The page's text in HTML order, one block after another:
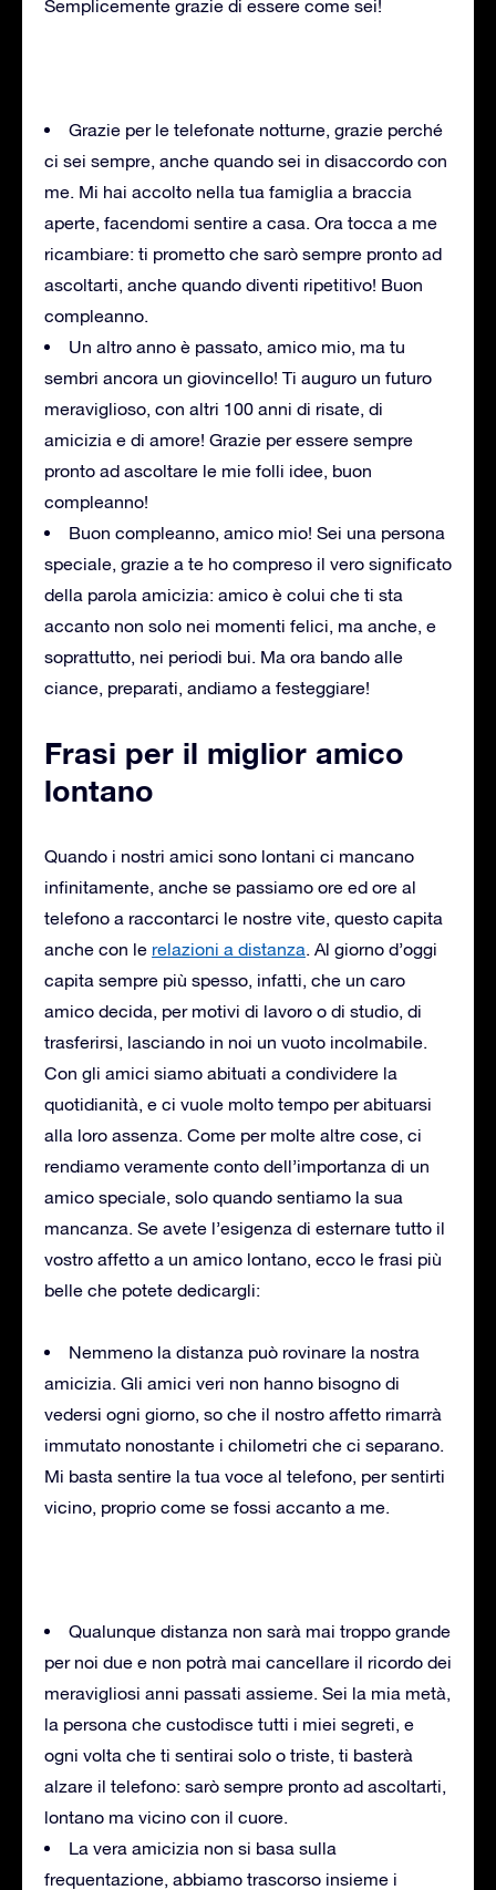
Semplicemente grazie di essere come sei!
Grazie per le telefonate notturne, grazie perché
ci sei sempre, anche quando sei in disaccordo con
me. Mi hai accolto nella tua famiglia a braccia
aperte, facendomi sentire a casa. Ora tocca a me
ricambiare: ti prometto che sarò sempre pronto ad
ascoltarti, anche quando diventi ripetitivo! Buon
compleanno.
Un altro anno è passato, amico mio, ma tu
sembri ancora un giovincello! Ti auguro un futuro
meraviglioso, con altri 100 anni di risate, di
amicizia e di amore! Grazie per essere sempre
pronto ad ascoltare le mie folli idee, buon
compleanno!
Buon compleanno, amico mio! Sei una persona
speciale, grazie a te ho compreso il vero significato
della parola amicizia: amico è colui che ti sta
accanto non solo nei momenti felici, ma anche, e
soprattutto, nei periodi bui. Ma ora bando alle
ciance, preparati, andiamo a festeggiare!
Frasi per il miglior amico
lontano
Quando i nostri amici sono lontani ci mancano
infinitamente, anche se passiamo ore ed ore al
telefono a raccontarci le nostre vite, questo capita
anche con le relazioni a distanza. Al giorno d’oggi
capita sempre più spesso, infatti, che un caro
amico decida, per motivi di lavoro o di studio, di
trasferirsi, lasciando in noi un vuoto incolmabile.
Con gli amici siamo abituati a condividere la
quotidianità, e ci vuole molto tempo per abituarsi
alla loro assenza. Come per molte altre cose, ci
rendiamo veramente conto dell’importanza di un
amico speciale, solo quando sentiamo la sua
mancanza. Se avete l’esigenza di esternare tutto il
vostro affetto a un amico lontano, ecco le frasi più
belle che potete dedicargli:
Nemmeno la distanza può rovinare la nostra
amicizia. Gli amici veri non hanno bisogno di
vedersi ogni giorno, so che il nostro affetto rimarrà
immutato nonostante i chilometri che ci separano.
Mi basta sentire la tua voce al telefono, per sentirti
vicino, proprio come se fossi accanto a me.
Qualunque distanza non sarà mai troppo grande
per noi due e non potrà mai cancellare il ricordo dei
meravigliosi anni passati assieme. Sei la mia metà,
la persona che custodisce tutti i miei segreti, e
ogni volta che ti sentirai solo o triste, ti basterà
alzare il telefono: sarò sempre pronto ad ascoltarti,
lontano ma vicino con il cuore.
La vera amicizia non si basa sulla
frequentazione, abbiamo trascorso insieme i